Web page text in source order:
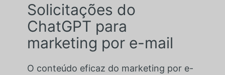
Solicitações do
ChatGPT para
marketing por e-mail
O conteúdo eficaz do marketing por e-